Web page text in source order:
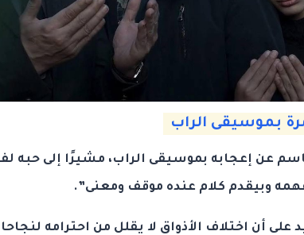
بموسيقى الراب
عن إعجابه بموسيقى الراب، مشيرًا إلى حبه
وبيقدم كلام عنده موقف ومعنى”.
على أن اختلاف الأذواق لا يقلل من احترامه